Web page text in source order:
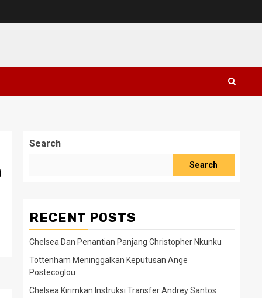
Search
Search
RECENT POSTS
Chelsea Dan Penantian Panjang Christopher Nkunku
Tottenham Meninggalkan Keputusan Ange
Postecoglou
Chelsea Kirimkan Instruksi Transfer Andrey Santos